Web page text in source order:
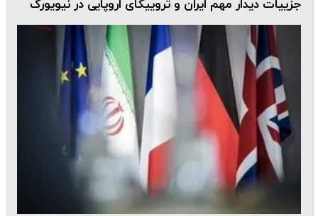
جزییات دیدار مهم ایران و تروییکای اروپایی در نیویورک